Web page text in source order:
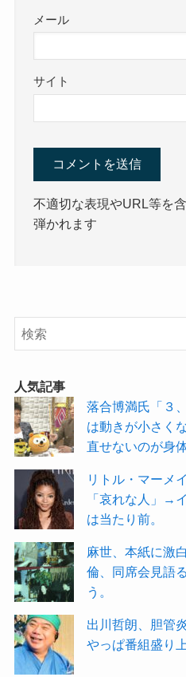
メール
サイト
不適切な表現やURL等を
弾かれます
人気記事
落合博満氏「３
は動きが小さく
直せないのが身
リトル・マーメ
「哀れな人」→
は当たり前。
麻世、本紙に激
倫、同席会見語
う。
出川哲朗、胆管
やっぱ番組盛り